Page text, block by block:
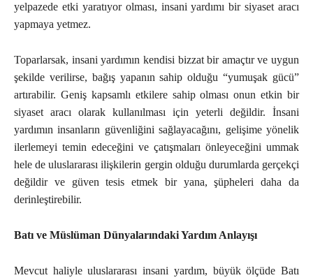
yelpazede etki yaratıyor olması, insani yardımı bir siyaset aracı
yapmaya yetmez.
Toparlarsak, insani yardımın kendisi bizzat bir amaçtır ve uygun
şekilde verilirse, bağış yapanın sahip olduğu “yumuşak gücü”
artırabilir. Geniş kapsamlı etkilere sahip olması onun etkin bir
siyaset aracı olarak kullanılması için yeterli değildir. İnsani
yardımın insanların güvenliğini sağlayacağını, gelişime yönelik
ilerlemeyi temin edeceğini ve çatışmaları önleyeceğini ummak
hele de uluslararası ilişkilerin gergin olduğu durumlarda gerçekçi
değildir ve güven tesis etmek bir yana, şüpheleri daha da
derinleştirebilir.
Batı ve Müslüman Dünyalarındaki Yardım Anlayışı
Mevcut haliyle uluslararası insani yardım, büyük ölçüde Batı